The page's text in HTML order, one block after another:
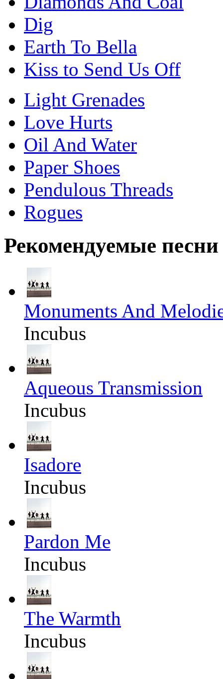
Dig
Earth To Bella
Kiss to Send Us Off
Light Grenades
Love Hurts
Oil And Water
Paper Shoes
Pendulous Threads
Rogues
Рекомендуемые песни
Monuments And
Incubus
Aqueous Transmission
Incubus
Isadore
Incubus
Pardon Me
Incubus
The Warmth
Incubus